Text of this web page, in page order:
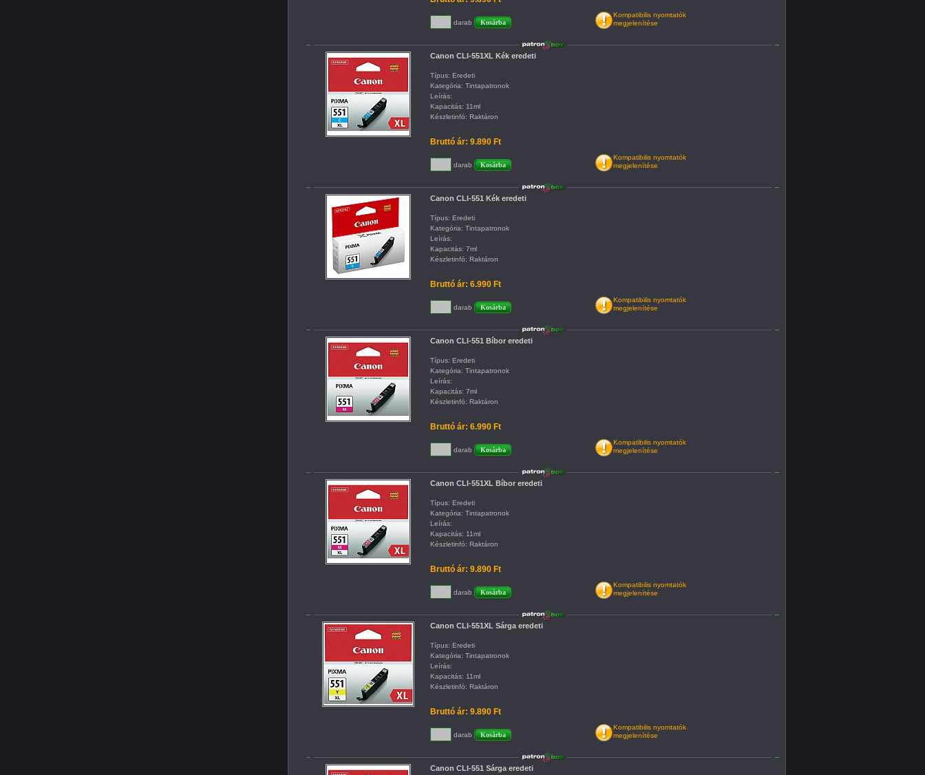
darab
Kompatibilis nyomtatók
megjelenítése
Canon CLI-551XL Kék eredeti
Típus: Eredeti
Kategória: Tintapatronok
Leírás:
Kapacitás: 11ml
Készletinfó: Raktáron
Bruttó ár: 9.890 Ft
darab
Kompatibilis nyomtatók
megjelenítése
Canon CLI-551 Kék eredeti
Típus: Eredeti
Kategória: Tintapatronok
Leírás:
Kapacitás: 7ml
Készletinfó: Raktáron
Bruttó ár: 6.990 Ft
darab
Kompatibilis nyomtatók
megjelenítése
Canon CLI-551 Bíbor eredeti
Típus: Eredeti
Kategória: Tintapatronok
Leírás:
Kapacitás: 7ml
Készletinfó: Raktáron
Bruttó ár: 6.990 Ft
darab
Kompatibilis nyomtatók
megjelenítése
Canon CLI-551XL Bíbor eredeti
Típus: Eredeti
Kategória: Tintapatronok
Leírás:
Kapacitás: 11ml
Készletinfó: Raktáron
Bruttó ár: 9.890 Ft
darab
Kompatibilis nyomtatók
megjelenítése
Canon CLI-551XL Sárga eredeti
Típus: Eredeti
Kategória: Tintapatronok
Leírás:
Kapacitás: 11ml
Készletinfó: Raktáron
Bruttó ár: 9.890 Ft
darab
Kompatibilis nyomtatók
megjelenítése
Canon CLI-551 Sárga eredeti